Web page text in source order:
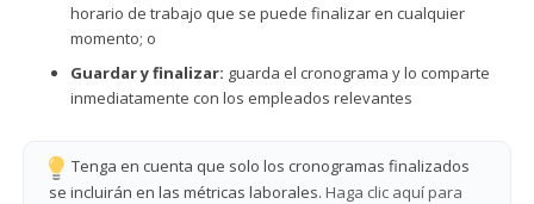
horario de trabajo que se puede finalizar en cualquier
momento; o
Guardar y finalizar: guarda el cronograma y lo comparte
inmediatamente con los empleados relevantes
Tenga en cuenta que solo los cronogramas finalizados
se incluirán en las métricas laborales. Haga clic aquí para